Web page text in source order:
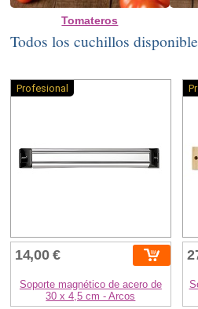
Tomateros
Todos los cuchillos
Profesional
14,00 €
Soporte magnético de acero de
30 x 4,5 cm - Arcos